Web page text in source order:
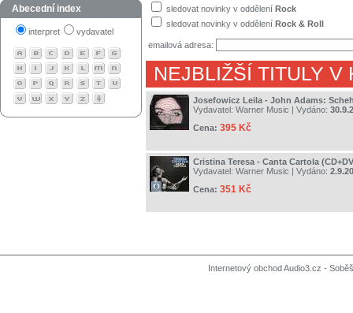
Abecední index
interpret vydavatel
sledovat novinky v oddělení Rock
sledovat novinky v oddělení Rock & Roll
emailová adresa:
NEJBLIŽŠÍ TITULY V
Josefowicz Leila - John Adams:
Vydavatel: Warner Music | Vydáno:
Cena: 395 Kč
Cristina Teresa - Canta Cartola
Vydavatel: Warner Music | Vydáno:
Cena: 351 Kč
Internetový obchod Audio3.cz -